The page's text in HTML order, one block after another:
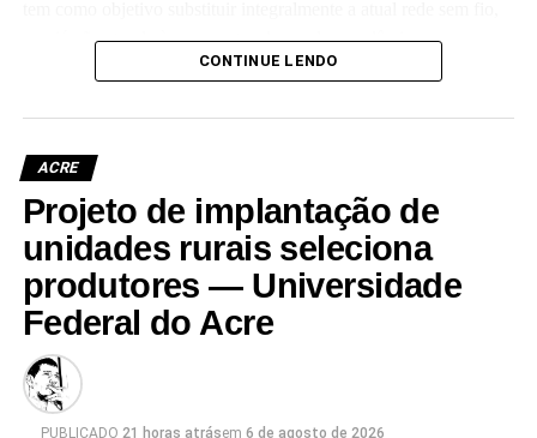
que já não atende às crescentes demandas acadêmicas e
administrativas da universidade.
Leia Mais: UFAC
CONTINUE LENDO
ACRE
Projeto de implantação de
unidades rurais seleciona
produtores — Universidade
Federal do Acre
PUBLICADO 21 horas atrásem 6 de agosto de 2026